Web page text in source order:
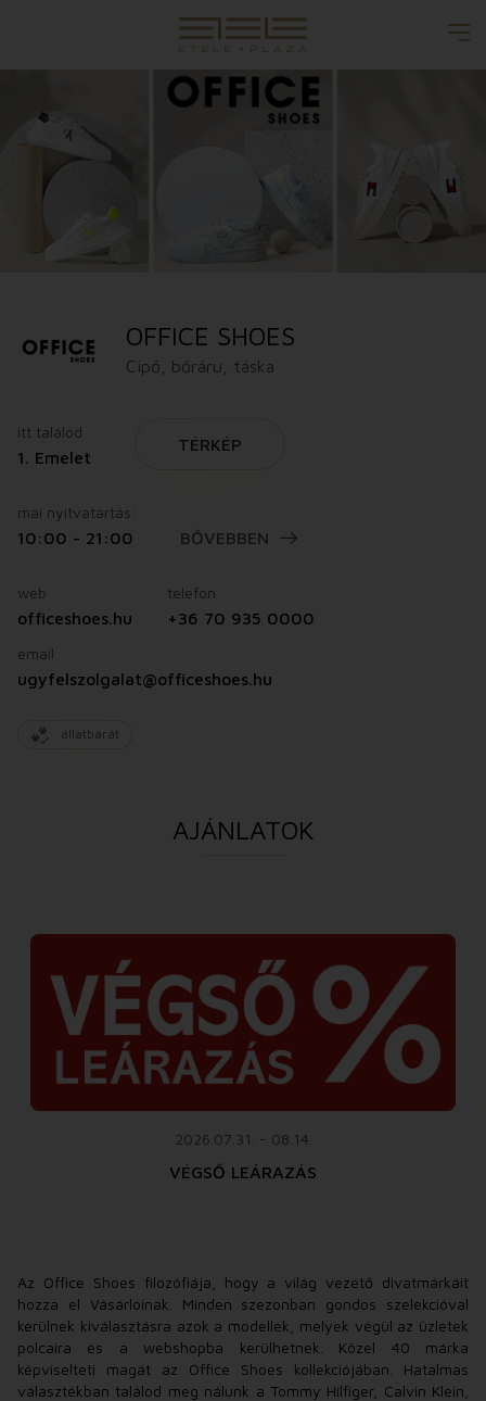
OFFICE SHOES
Cipő, bőráru, táska
itt találod
1. Emelet
TÉRKÉP
mai nyitvatartás:
10:00 - 21:00 BŐVEBBEN
web
officeshoes.hu
telefon
+36 70 935 0000
email
ugyfelszolgalat@officeshoes.hu
állatbarát
AJÁNLATOK
VÉGSŐ LEÁRAZÁS
2026.07.31. - 08.14.
Az Office Shoes filozófiája, hogy a világ vezető divatmárkáit
hozza el Vásárlóinak. Minden szezonban gondos szelekcióval
kerülnek kiválasztásra azok a modellek, melyek végül az üzletek
polcaira és a webshopba kerülhetnek. Közel 40 márka
képviselteti magát az Office Shoes kollekciójában. Hatalmas
választékban találod meg nálunk a Tommy Hilfiger, Calvin Klein,